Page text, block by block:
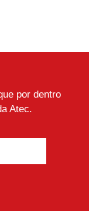
por dentro
Atec.